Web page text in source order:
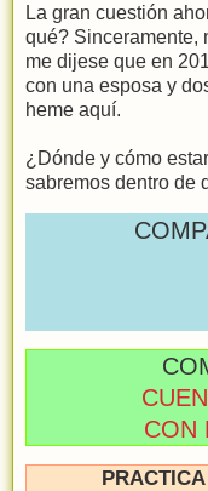
La gran cuestión
qué? Sinceramente,
me dijese que en
con una esposa y
heme aquí.
¿Dónde y cómo
sabremos dentro de
CON